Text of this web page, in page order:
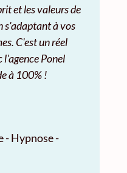
et les valeurs de
s'adaptant à vos
C'est un réel
Ponel
à 100% !
- Hypnose -